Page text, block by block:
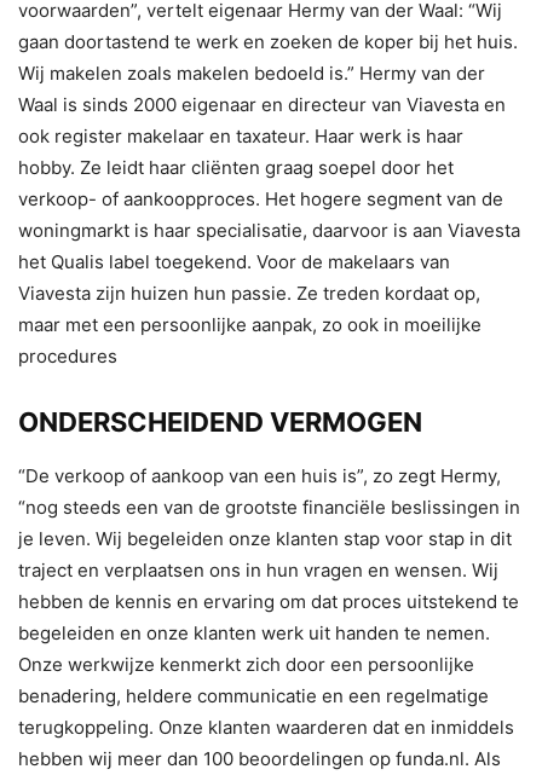
voorwaarden”, vertelt eigenaar Hermy van der Waal: “Wij
gaan doortastend te werk en zoeken de koper bij het huis.
Wij makelen zoals makelen bedoeld is.” Hermy van der
Waal is sinds 2000 eigenaar en directeur van Viavesta en
ook register makelaar en taxateur. Haar werk is haar
hobby. Ze leidt haar cliënten graag soepel door het
verkoop- of aankoopproces. Het hogere segment van de
woningmarkt is haar specialisatie, daarvoor is aan Viavesta
het Qualis label toegekend. Voor de makelaars van
Viavesta zijn huizen hun passie. Ze treden kordaat op,
maar met een persoonlijke aanpak, zo ook in moeilijke
procedures
ONDERSCHEIDEND VERMOGEN
“De verkoop of aankoop van een huis is”, zo zegt Hermy,
“nog steeds een van de grootste financiële beslissingen in
je leven. Wij begeleiden onze klanten stap voor stap in dit
traject en verplaatsen ons in hun vragen en wensen. Wij
hebben de kennis en ervaring om dat proces uitstekend te
begeleiden en onze klanten werk uit handen te nemen.
Onze werkwijze kenmerkt zich door een persoonlijke
benadering, heldere communicatie en een regelmatige
terugkoppeling. Onze klanten waarderen dat en inmiddels
hebben wij meer dan 100 beoordelingen op funda.nl. Als